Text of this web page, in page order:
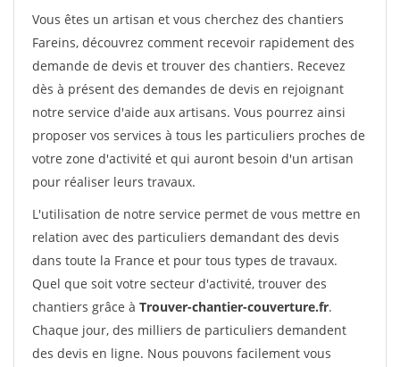
Vous êtes un artisan et vous cherchez des chantiers
Fareins, découvrez comment recevoir rapidement des
demande de devis et trouver des chantiers. Recevez
dès à présent des demandes de devis en rejoignant
notre service d'aide aux artisans. Vous pourrez ainsi
proposer vos services à tous les particuliers proches de
votre zone d'activité et qui auront besoin d'un artisan
pour réaliser leurs travaux.
L'utilisation de notre service permet de vous mettre en
relation avec des particuliers demandant des devis
dans toute la France et pour tous types de travaux.
Quel que soit votre secteur d'activité, trouver des
chantiers grâce à Trouver-chantier-couverture.fr.
Chaque jour, des milliers de particuliers demandent
des devis en ligne. Nous pouvons facilement vous